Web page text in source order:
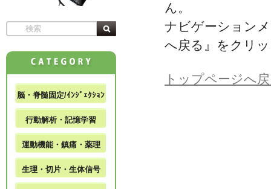
ん。
ナビゲーション
へ戻る』をクリ
トップページへ
脳・脊髄固定/ｲﾝｼﾞｪｸｼｮﾝ
行動解析・記憶学習
運動機能・鎮痛・薬理
生理・切片・生体信号